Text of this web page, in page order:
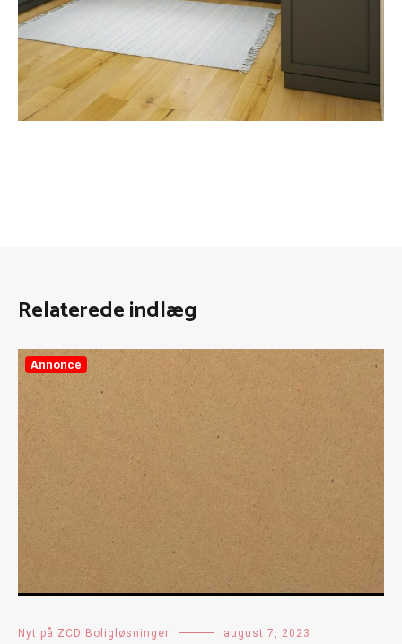
Relaterede indlæg
Annonce
Nyt på ZCD Boligløsninger august 7, 2023